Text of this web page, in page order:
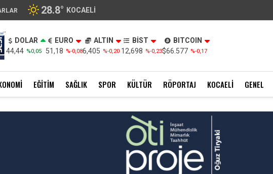
28.8° KOCAELI
DOLAR
44,44 %0,05
EURO
51,18 %-0,08
ALTIN
6,405 %-0,20
BİST
12,698 %-0,23
BITCOIN
$66.577 %-0,17
EĞITIM SAĞLIK SPOR KÜLTÜR RÖPORTAJ KOCAELI GENEL